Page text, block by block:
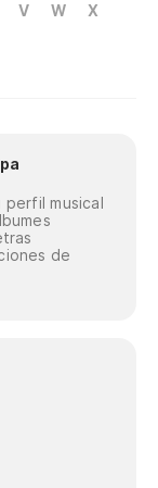
V W
X
perfil musical
de